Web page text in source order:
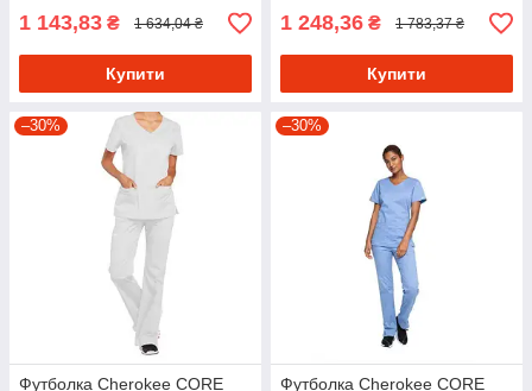
1 143,83 ₴ 1 634,04 ₴
Купити
1 248,36 ₴ 1 783,37 ₴
Купити
–30%
Футболка Cherokee CORE
–30%
Футболка Cherokee CORE